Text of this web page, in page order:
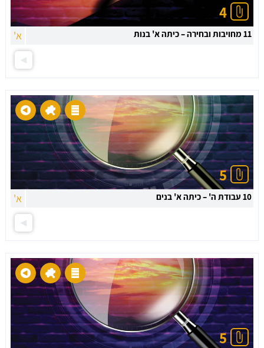
4
11 מחויבות ובחירה – כיתה א' בנות א'
5
10 עבודת ה' – כיתה א' בנים א'
5